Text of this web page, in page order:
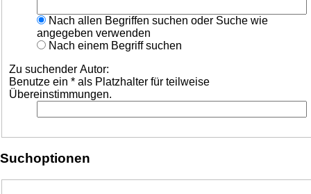
Nach allen Begriffen suchen oder Suche wie
angegeben verwenden
Nach einem Begriff suchen
Zu suchender Autor:
Benutze ein * als Platzhalter für teilweise
Übereinstimmungen.
Suchoptionen